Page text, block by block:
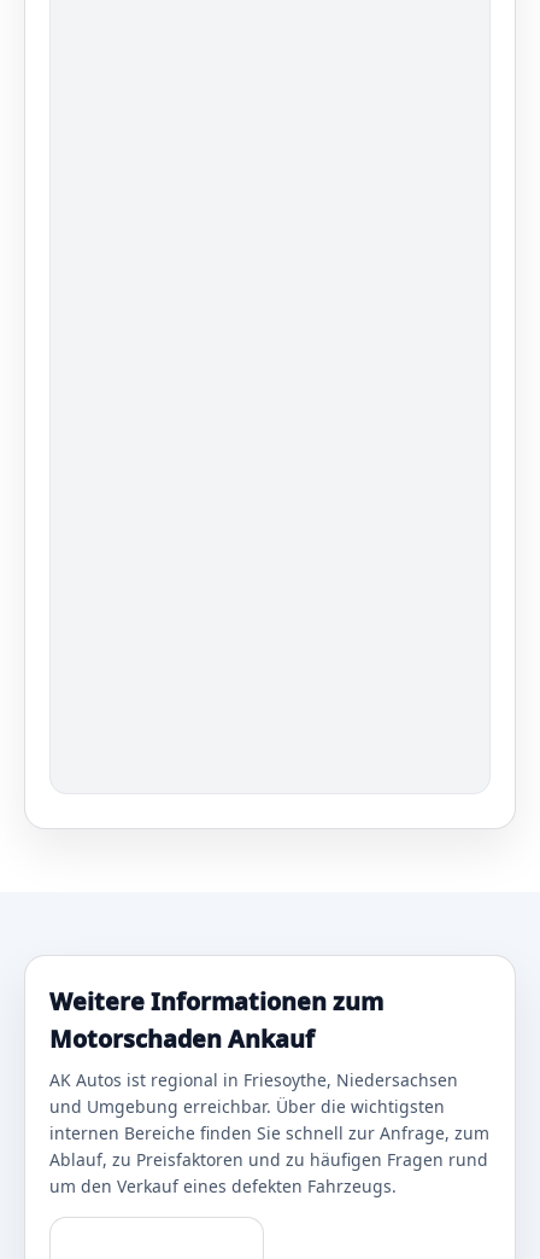
Weitere Informationen zum
Motorschaden Ankauf
AK Autos ist regional in Friesoythe, Niedersachsen
und Umgebung erreichbar. Über die wichtigsten
internen Bereiche finden Sie schnell zur Anfrage, zum
Ablauf, zu Preisfaktoren und zu häufigen Fragen rund
um den Verkauf eines defekten Fahrzeugs.